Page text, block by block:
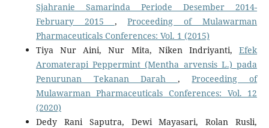
Sjahranie Samarinda Periode Desember 2014-
February 2015 ,Proceeding of Mulawarman
Pharmaceuticals Conferences: Vol. 1 (2015)
Tiya Nur Aini, Nur Mita, Niken Indriyanti,Efek
Aromaterapi Peppermint (Mentha arvensis L.) pada
Penurunan Tekanan Darah ,Proceeding of
Mulawarman Pharmaceuticals Conferences: Vol. 12
(2020)
Dedy Rani Saputra, Dewi Mayasari, Rolan Rusli,